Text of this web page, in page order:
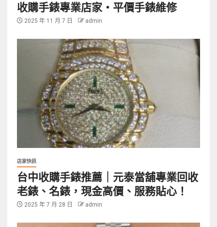
收購手錶專業店家・平價手錶維修
2025 年 11 月 7 日 admin
店家快訊
台中收購手錶推薦｜元泰當舖專業回收
老錶、名錶，現金高價、服務貼心！
2025 年 7 月 28 日 admin